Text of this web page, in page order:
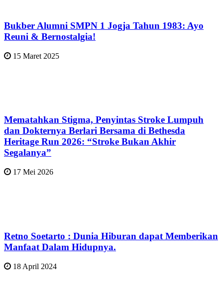
Bukber Alumni SMPN 1 Jogja Tahun 1983: Ayo
Reuni & Bernostalgia!
15 Maret 2025
Mematahkan Stigma, Penyintas Stroke Lumpuh
dan Dokternya Berlari Bersama di Bethesda
Heritage Run 2026: “Stroke Bukan Akhir
Segalanya”
17 Mei 2026
Retno Soetarto : Dunia Hiburan dapat Memberikan
Manfaat Dalam Hidupnya.
18 April 2024